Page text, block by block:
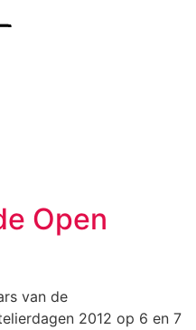
Open
van de
2012 op 6 en 7